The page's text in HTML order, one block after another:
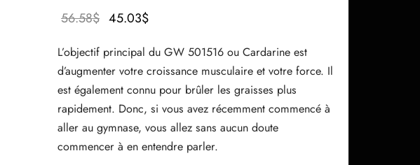
56.58$ Le prix
était :
56.58$.
45.03$
est :
45.03$.
L’objectif principal du GW 501516 ou Cardarine est
d’augmenter votre croissance musculaire et votre force. Il
est également connu pour brûler les graisses plus
rapidement. Donc, si vous avez récemment commencé à
aller au gymnase, vous allez sans aucun doute
commencer à en entendre parler.